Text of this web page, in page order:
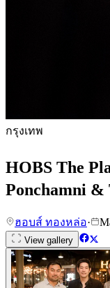
กรุงเทพ
HOBS The
Ponchamni &
ฮอบส์ ทองหล่อ·
View gallery